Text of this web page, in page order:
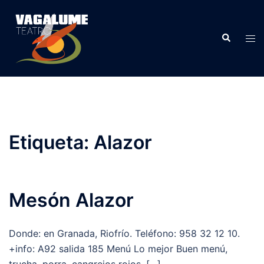
Etiqueta: Alazor
Mesón Alazor
Donde: en Granada, Riofrío. Teléfono: 958 32 12 10.
+info: A92 salida 185 Menú Lo mejor Buen menú,